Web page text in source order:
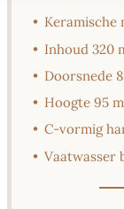
•
• Inhoud 320
• Doorsnede
• Hoogte 95
• C-vormig
• Vaatwasser